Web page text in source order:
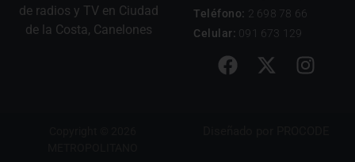
de radios y TV en Ciudad
de la Costa, Canelones
Teléfono: 2 698 78 66
Celular: 091 673 129